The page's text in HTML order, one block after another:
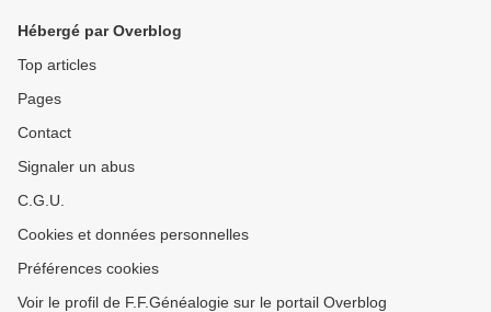
Hébergé par Overblog
Top articles
Pages
Contact
Signaler un abus
C.G.U.
Cookies et données personnelles
Préférences cookies
Voir le profil de F.F.Généalogie sur le portail Overblog